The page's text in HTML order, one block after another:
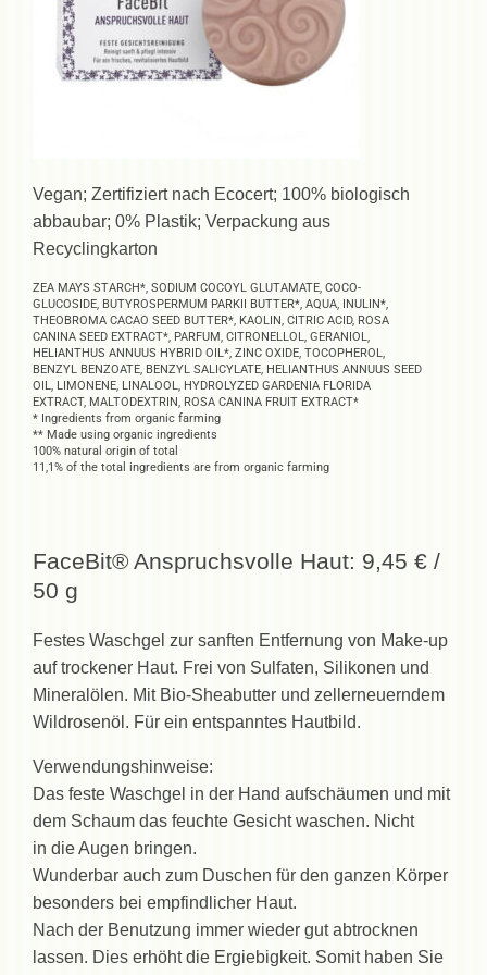
Vegan; Zertifiziert nach Ecocert; 100% biologisch
abbaubar; 0% Plastik; Verpackung aus
Recyclingkarton
ZEA MAYS STARCH*, SODIUM COCOYL GLUTAMATE, COCO-
GLUCOSIDE, BUTYROSPERMUM PARKII BUTTER*, AQUA, INULIN*,
THEOBROMA CACAO SEED BUTTER*, KAOLIN, CITRIC ACID, ROSA
CANINA SEED EXTRACT*, PARFUM, CITRONELLOL, GERANIOL,
HELIANTHUS ANNUUS HYBRID OIL*, ZINC OXIDE, TOCOPHEROL,
BENZYL BENZOATE, BENZYL SALICYLATE, HELIANTHUS ANNUUS SEED
OIL, LIMONENE, LINALOOL, HYDROLYZED GARDENIA FLORIDA
EXTRACT, MALTODEXTRIN, ROSA CANINA FRUIT EXTRACT*
* Ingredients from organic farming
** Made using organic ingredients
100% natural origin of total
11,1% of the total ingredients are from organic farming
FaceBit® Anspruchsvolle Haut: 9,45 € /
50 g
Festes Waschgel zur sanften Entfernung von Make-up
auf trockener Haut. Frei von Sulfaten, Silikonen und
Mineralölen. Mit Bio-Sheabutter und zellerneuerndem
Wildrosenöl. Für ein entspanntes Hautbild.
Verwendungshinweise:
Das feste Waschgel in der Hand aufschäumen und mit
dem Schaum das feuchte Gesicht waschen. Nicht
in die Augen bringen.
Wunderbar auch zum Duschen für den ganzen Körper
besonders bei empfindlicher Haut.
Nach der Benutzung immer wieder gut abtrocknen
lassen. Dies erhöht die Ergiebigkeit. Somit haben Sie